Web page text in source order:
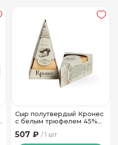
Сыр полутвердый Кронес
с белым трюфелем 45%
1 шт
507 ₽